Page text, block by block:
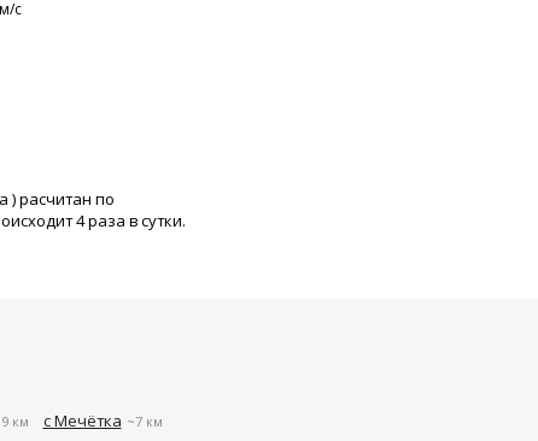
м/с
) расчитан по
4 раза в сутки.
км с Мечётка ~7 км